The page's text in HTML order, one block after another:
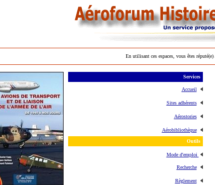
En utilisant ces espaces, vous êtes
Services
Accueil
Sites adhérents
Aérostories
Aérobibliothèque
Outils
Mode d'emploi
Recherche
Règlement